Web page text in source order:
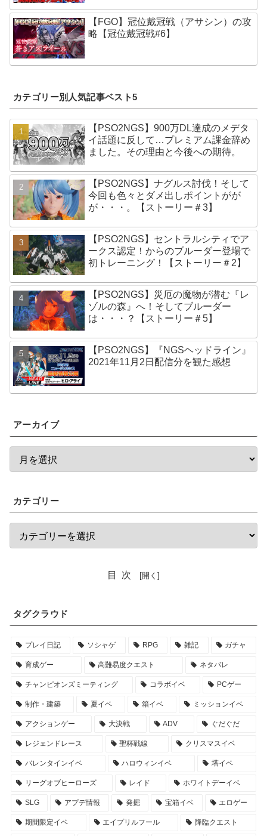
【FGO】冠位戴冠戦（アサシン）の攻
略【冠位戴冠戦#6】
カテゴリー別人気記事ベスト5
【PSO2NGS】900万DL達成のメデタ
イ話題に反して…プレミアム課金辞め
ました。その理由と今後への期待。
【PSO2NGS】ナグルス討伐！そして
今回も色々とダメ出しポイントがが
が・・・。【ストーリー＃3】
【PSO2NGS】セントラルシティでア
ークス認定！からのブルーダー登場で
初トレーニング！【ストーリー＃2】
【PSO2NGS】災厄の魔物が潜む『レ
ゾルの森』へ！そしてブルーダー
は・・・？【ストーリー＃5】
【PSO2NGS】『NGSヘッドライン』
2021年11月2日配信分を観た感想
アーカイブ
カテゴリー
目次
タグクラウド
プレイ日記 ソシャゲ RPG 雑記 ガチャ
育成ゲー 高難易度クエスト ネタバレ
チャンピオンズミーティング コラボイベ PCゲー
制作・建築 夏イベ 箱イベ ミッションイベ
アクションゲー 大決戦 ADV ぐだぐだ
レジェンドレース 聖杯戦線 クリスマスイベ
バレンタインイベ ハロウィンイベ 塔イベ
リーグオブヒーローズ レイド ホワイトデーイベ
SLG アプデ情報 発掘 宝箱イベ エロゲー
期間限定イベ エイプリルフール 降臨クエスト